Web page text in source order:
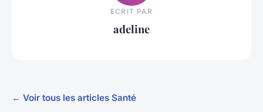
ECRIT PAR
adeline
← Voir tous les articles Santé